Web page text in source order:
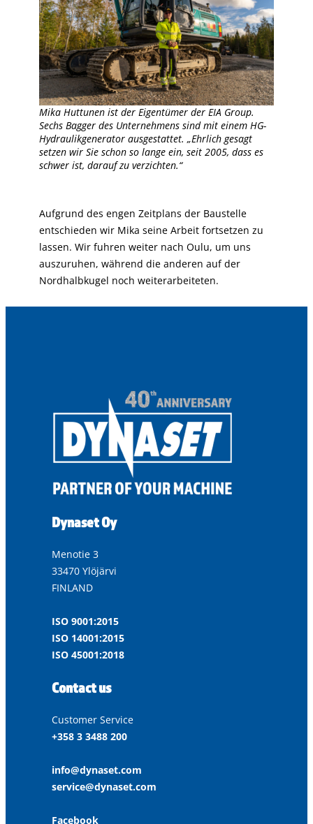
Mika Huttunen ist der Eigentümer der EIA Group.
Sechs Bagger des Unternehmens sind mit einem HG-
Hydraulikgenerator ausgestattet. „Ehrlich gesagt
setzen wir Sie schon so lange ein, seit 2005, dass es
schwer ist, darauf zu verzichten.“
Aufgrund des engen Zeitplans der Baustelle
entschieden wir Mika seine Arbeit fortsetzen zu
lassen. Wir fuhren weiter nach Oulu, um uns
auszuruhen, während die anderen auf der
Nordhalbkugel noch weiterarbeiteten.
Dynaset Oy
Menotie 3
33470 Ylöjärvi
FINLAND
ISO 9001:2015
ISO 14001:2015
ISO 45001:2018
Contact us
Customer Service
+358 3 3488 200
info@dynaset.com
service@dynaset.com
Facebook